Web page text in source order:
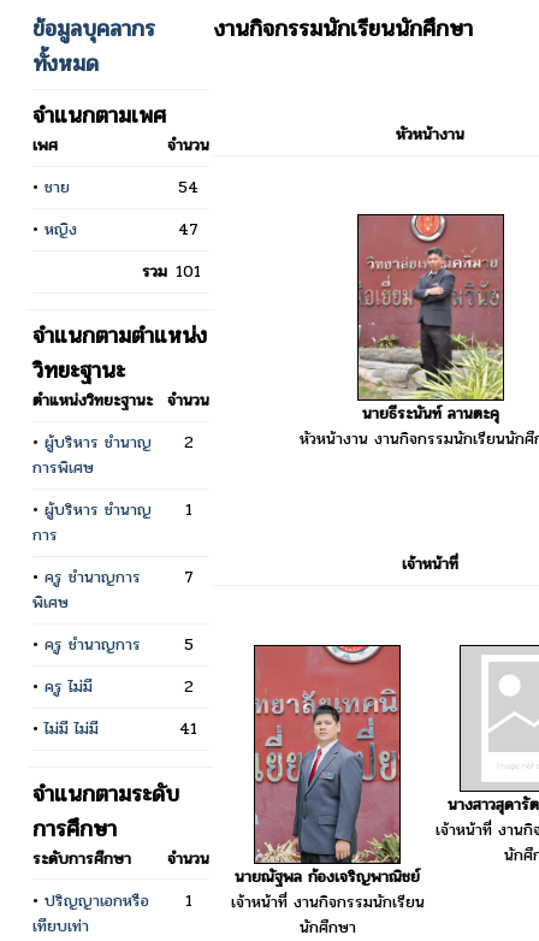
ข้อมูลบุคลากร
ทั้งหมด
จำแนกตามเพศ
เพศ
จำนวน
• ชาย
54
• หญิง
47
รวม 101
จำแนกตามตำแหน่ง
วิทยะฐานะ
ตำแหน่งวิทยะฐานะ จำนวน
• ผู้บริหาร ชำนาญ
การพิเศษ
2
• ผู้บริหาร ชำนาญ
การ
1
• ครู ชำนาญการ
พิเศษ
7
• ครู ชำนาญการ
5
• ครู ไม่มี
2
•ไม่มี ไม่มี 41
จำแนกตามระดับ
การศึกษา
ระดับการศึกษา
จำนวน
• ปริญญาเอกหรือ
เทียบเท่า
1
งานกิจกรรมนักเรียนนักศึกษา
หัวหน้างาน
นายธีระนันท์ ลานตะคุ
หัวหน้างาน งานกิจกรรมนักเรียนนัก
เจ้าหน้าที่
นายณัฐพล ก้องเจริญพาณิชย์
เจ้าหน้าที่ งานกิจกรรมนักเรียน
นักศึกษา
นางสาวสุดารั
เจ้าหน้าที่ งาน
นักศึ